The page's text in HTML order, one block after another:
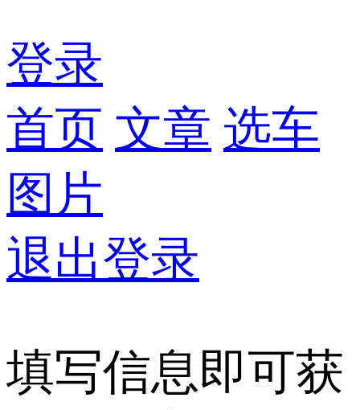
登录
首页 文章 选车
图片
退出登录
填写信息即可获